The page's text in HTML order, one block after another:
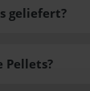
geliefert?
Pellets?